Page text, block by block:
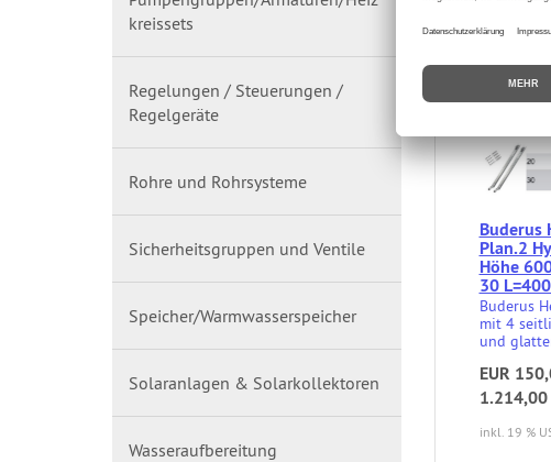
Buderus
Plan.2
Höhe
30
Buderus
mit 4
und
EUR
1.214,00
inkl. 19 %
kreissets
Regelungen / Steuerungen /
Regelgeräte
Rohre und Rohrsysteme
Sicherheitsgruppen und Ventile
Speicher/Warmwasserspeicher
Solaranlagen & Solarkollektoren
Wasseraufbereitung